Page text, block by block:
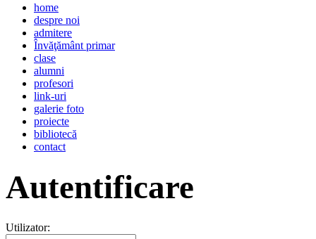
home
despre noi
admitere
Învăţământ primar
clase
alumni
profesori
link-uri
galerie foto
proiecte
bibliotecă
contact
Autentificare
Utilizator: